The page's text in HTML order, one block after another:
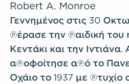
Robert A. Monroe
Γεννημένος στις 30
πέρασε την παιδική του
Κεντάκι και την
αποφοίτησε από το
Οχάιο το 1937 με πτυχίο